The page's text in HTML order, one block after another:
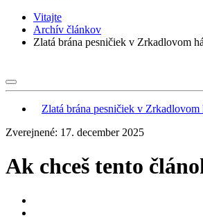
Vitajte
Archív článkov
Zlatá brána pesničiek v Zrkadlovom
Zlatá brána pesničiek v Zrkadlovom
Zverejnené: 17. december 2025
Ak chceš tento